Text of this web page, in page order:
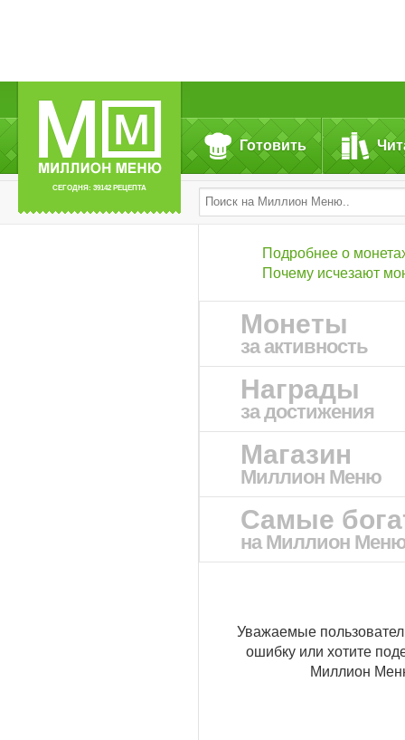
СЕГОДНЯ: 39142 РЕЦЕПТА
Готовить
Подробнее о
Почему исчезают
Монеты
за активность
Награды
за достижения
Магазин
Миллион Меню
Самые
на Миллион
Уважаемые
ошибку или хотите
Миллион